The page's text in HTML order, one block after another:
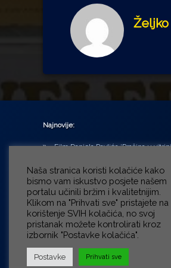
Najnovije:
Film Daniela Pavlića ‘Prašina u
Green Montenegro International
U središtu Petrinje otvorena
Hegedušić: Kultura vraćena kući,
Od petka do nedjelje (31.7. –
u Zagrebu otvara vrata građanima:
zaklon od toplinskog vala
‘Ni med cvetjem ni pravice’ na
“Rubikova kocka – složi svoju
Naša stranica koristi kolačiće kako
bismo vam iskustvo posjete našem
portalu učinili bržim i kvalitetnijim.
Klikom na "Prihvati sve" pristajete na
korištenje SVIH kolačića, no svoj
pristanak možete kontrolirati kroz
izbornik "Postavke kolačića".
Postavke Prihvati sve